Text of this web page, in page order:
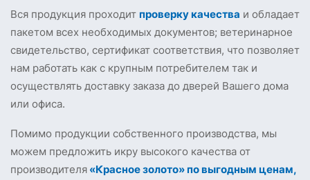
Вся продукция проходит проверку качества и обладает
пакетом всех необходимых документов; ветеринарное
свидетельство, сертификат соответствия, что позволяет
нам работать как с крупным потребителем так и
осуществлять доставку заказа до дверей Вашего дома
или офиса.
Помимо продукции собственного производства, мы
можем предложить икру высокого качества от
производителя «Красное золото» по выгодным ценам,